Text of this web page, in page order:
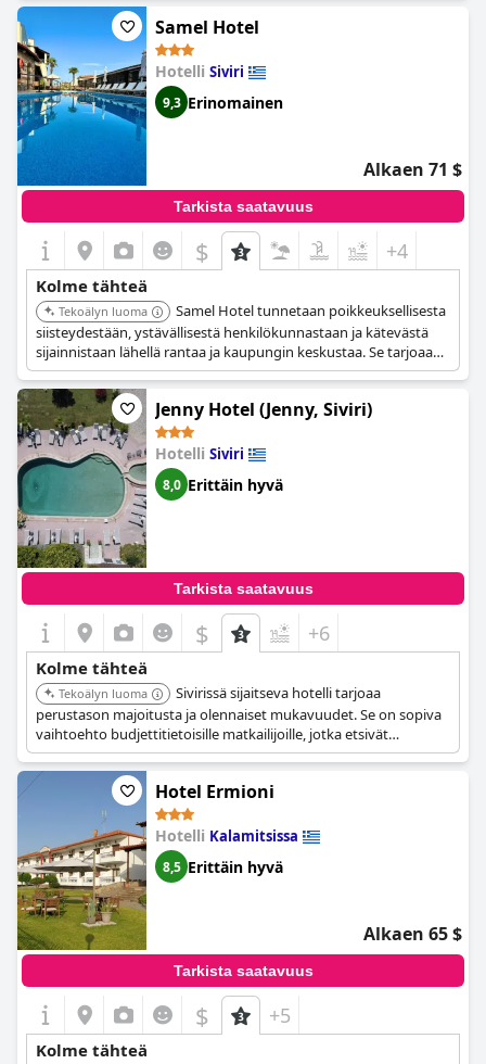
Samel Hotel
Hotelli Siviri
9,3 Erinomainen
Alkaen 71 $
Tarkista saatavuus
$ +4
Kolme tähteä
Tekoälyn luoma
Samel Hotel tunnetaan poikkeuksellisesta
siisteydestään, ystävällisestä henkilökunnastaan ja kätevästä
sijainnistaan lähellä rantaa ja kaupungin keskustaa. Se tarjoaa
hyvin hoidetun uima-altaan, korkeasti arvostetun aamiaisen ja
mukavat, siistit huoneet, jotka takaavat miellyttävän oleskelun.
Jenny Hotel (Jenny, Siviri)
Hotelli Siviri
8,0 Erittäin hyvä
Tarkista saatavuus
$ +6
Kolme tähteä
Tekoälyn luoma
Sivirissä sijaitseva hotelli tarjoaa
perustason majoitusta ja olennaiset mukavuudet. Se on sopiva
vaihtoehto budjettitietoisille matkailijoille, jotka etsivät
yksinkertaista ja kätevää majoitusta.
Hotel Ermioni
Hotelli Kalamitsissa
8,5 Erittäin hyvä
Alkaen 65 $
Tarkista saatavuus
$ +5
Kolme tähteä